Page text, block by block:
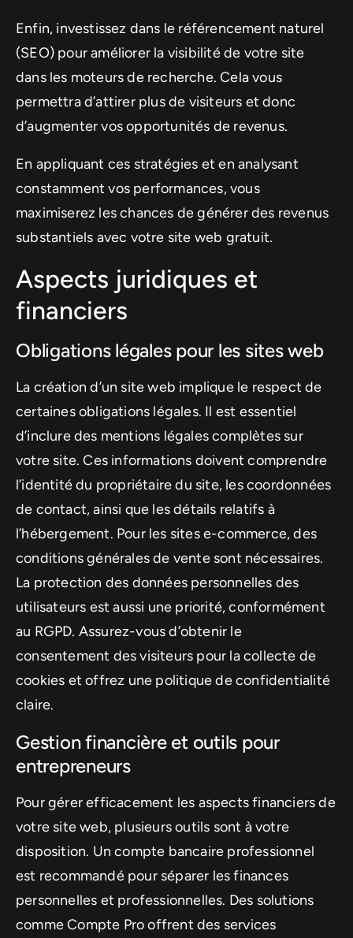
Enfin, investissez dans le référencement naturel
(SEO) pour améliorer la visibilité de votre site
dans les moteurs de recherche. Cela vous
permettra d’attirer plus de visiteurs et donc
d’augmenter vos opportunités de revenus.
En appliquant ces stratégies et en analysant
constamment vos performances, vous
maximiserez les chances de générer des revenus
substantiels avec votre site web gratuit.
Aspects juridiques et
financiers
Obligations légales pour les sites web
La création d’un site web implique le respect de
certaines obligations légales. Il est essentiel
d’inclure des mentions légales complètes sur
votre site. Ces informations doivent comprendre
l’identité du propriétaire du site, les coordonnées
de contact, ainsi que les détails relatifs à
l’hébergement. Pour les sites e-commerce, des
conditions générales de vente sont nécessaires.
La protection des données personnelles des
utilisateurs est aussi une priorité, conformément
au RGPD. Assurez-vous d’obtenir le
consentement des visiteurs pour la collecte de
cookies et offrez une politique de confidentialité
claire.
Gestion financière et outils pour
entrepreneurs
Pour gérer efficacement les aspects financiers de
votre site web, plusieurs outils sont à votre
disposition. Un compte bancaire professionnel
est recommandé pour séparer les finances
personnelles et professionnelles. Des solutions
comme Compte Pro offrent des services